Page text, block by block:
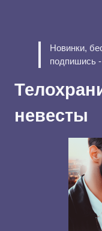
Новинки,
подпишись -
невесты